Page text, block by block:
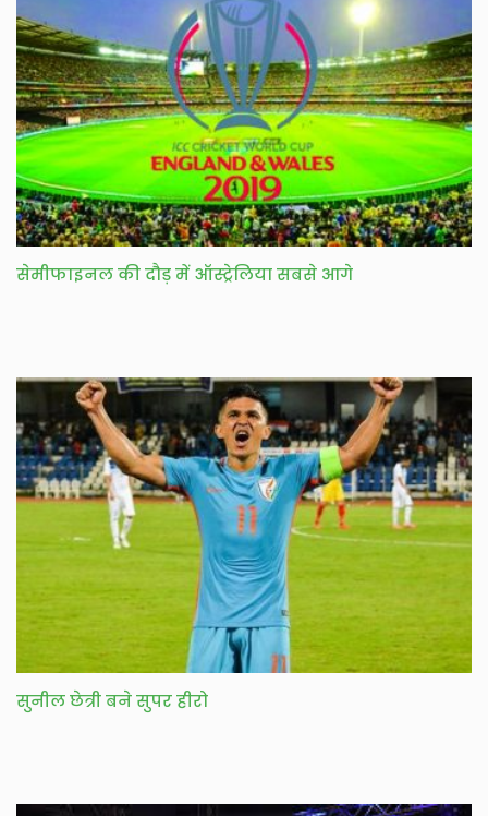
सेमीफाइनल की दौड़ में ऑस्ट्रेलिया सबसे आगे
सुनील छेत्री बने सुपर हीरो